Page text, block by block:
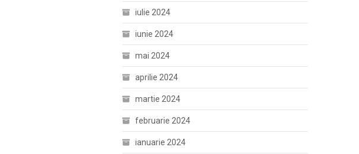
iulie 2024
iunie 2024
mai 2024
aprilie 2024
martie 2024
februarie 2024
ianuarie 2024